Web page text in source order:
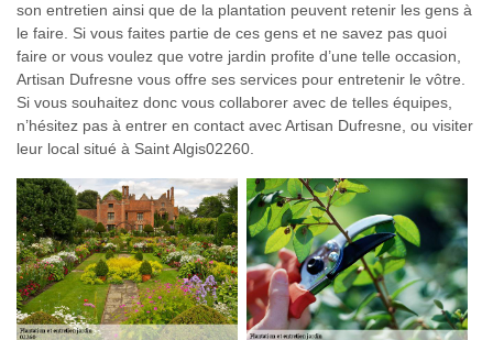
son entretien ainsi que de la plantation peuvent retenir les gens à
le faire. Si vous faites partie de ces gens et ne savez pas quoi
faire or vous voulez que votre jardin profite d’une telle occasion,
Artisan Dufresne vous offre ses services pour entretenir le vôtre.
Si vous souhaitez donc vous collaborer avec de telles équipes,
n’hésitez pas à entrer en contact avec Artisan Dufresne, ou visiter
leur local situé à Saint Algis02260.